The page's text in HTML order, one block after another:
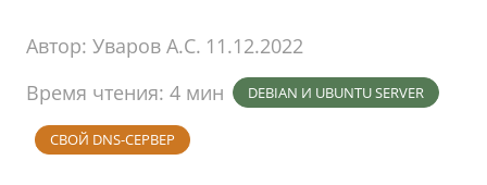
Автор: Уваров А.С. 11.12.2022
Время чтения: 4 мин
DEBIAN И UBUNTU SERVER
СВОЙ DNS-СЕРВЕР